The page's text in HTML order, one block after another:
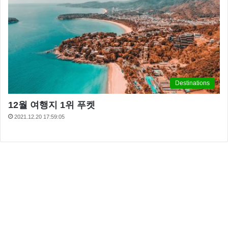
Destinations
12월 여행지 1위 푸켓
2021.12.20 17:59:05